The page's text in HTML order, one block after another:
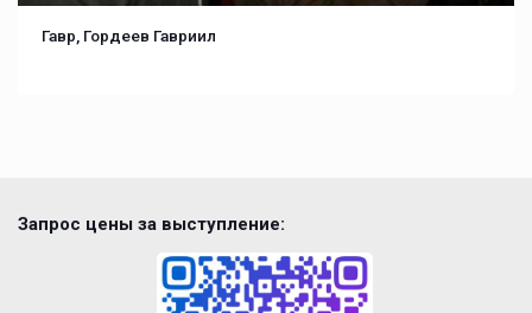
Гавр, Гордеев Гавриил
Запрос цены за выступление: